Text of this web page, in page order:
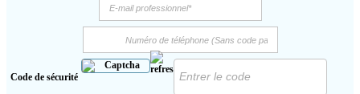
Code de sécurité